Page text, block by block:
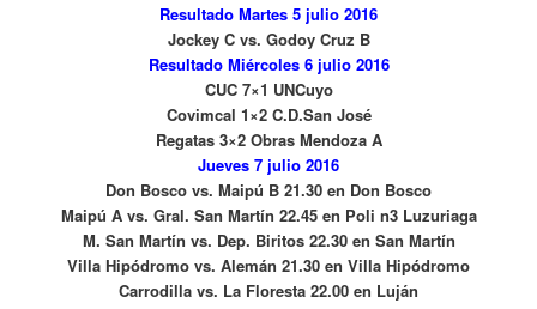
Resultado Martes 5 julio 2016
Jockey C vs. Godoy Cruz B
Resultado Miércoles 6 julio 2016
CUC 7×1 UNCuyo
Covimcal 1×2 C.D.San José
Regatas 3×2 Obras Mendoza A
Jueves 7 julio 2016
Don Bosco vs. Maipú B 21.30 en Don Bosco
Maipú A vs. Gral. San Martín 22.45 en Poli n3 Luzuriaga
M. San Martín vs. Dep. Biritos 22.30 en San Martín
Villa Hipódromo vs. Alemán 21.30 en Villa Hipódromo
Carrodilla vs. La Floresta 22.00 en Luján